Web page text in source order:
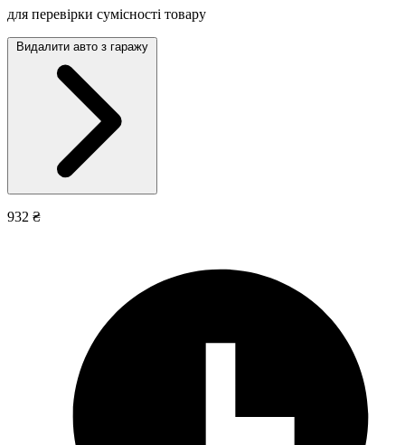
для перевірки сумісності товару
Видалити авто з гаражу
932 ₴